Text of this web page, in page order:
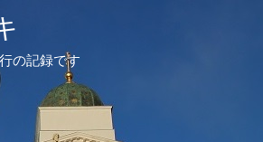
の記録です